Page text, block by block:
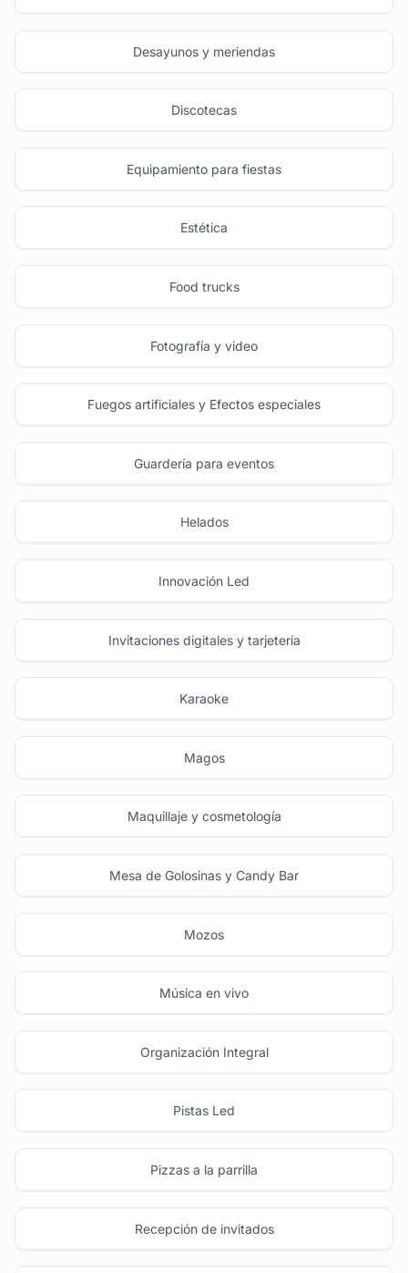
Desayunos y meriendas
Discotecas
Equipamiento para fiestas
Estética
Food trucks
Fotografía y video
Fuegos artificiales y Efectos especiales
Guardería para eventos
Helados
Innovación Led
Invitaciones digitales y tarjetería
Karaoke
Magos
Maquillaje y cosmetología
Mesa de Golosinas y Candy Bar
Mozos
Música en vivo
Organización Integral
Pistas Led
Pizzas a la parrilla
Recepción de invitados